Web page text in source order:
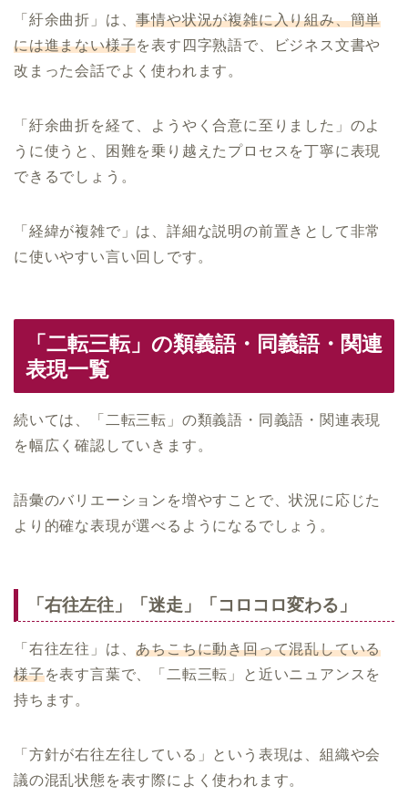
「紆余曲折」は、事情や状況が複雑に入り組み、簡単
には進まない様子を表す四字熟語で、ビジネス文書や
改まった会話でよく使われます。
「紆余曲折を経て、ようやく合意に至りました」のよ
うに使うと、困難を乗り越えたプロセスを丁寧に表現
できるでしょう。
「経緯が複雑で」は、詳細な説明の前置きとして非常
に使いやすい言い回しです。
「二転三転」の類義語・同義語・関連
表現一覧
続いては、「二転三転」の類義語・同義語・関連表現
を幅広く確認していきます。
語彙のバリエーションを増やすことで、状況に応じた
より的確な表現が選べるようになるでしょう。
「右往左往」「迷走」「コロコロ変わる」
「右往左往」は、あちこちに動き回って混乱している
様子を表す言葉で、「二転三転」と近いニュアンスを
持ちます。
「方針が右往左往している」という表現は、組織や会
議の混乱状態を表す際によく使われます。